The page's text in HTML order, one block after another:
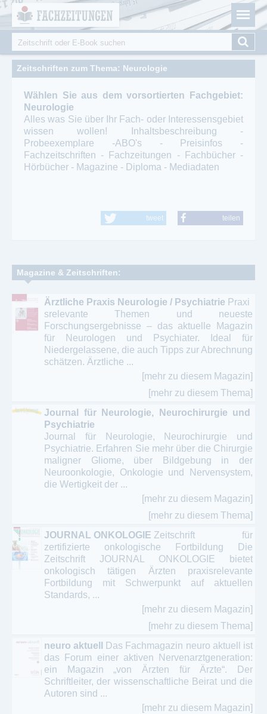
Fachzeitungen.de - Das unabhängige Portal für
Fachmagazine Fachpublikationen & eBooks
Suchformular
Suche
Zeitschriften zum Thema: Neurologie
Wählen Sie aus dem vorsortierten Fachgebiet:
Neurologie
Alles was Sie über Ihr Fach- oder Interessensgebiet
wissen wollen! Inhaltsbeschreibung -
Probeexemplare -ABO's - Preisinfos -
Fachzeitschriften - Fachzeitungen - Fachbücher -
Hörbücher - Magazine - Diploma - Mediadaten
tweet teilen
Magazine & Zeitschriften:
Ärztliche Praxis Neurologie / Psychiatrie Praxi
srelevante Themen und neueste
Forschungsergebnisse – das aktuelle Magazin
für Neurologen und Psychiater. Ideal für
Niedergelassene, die auch Tipps zur Abrechnung
schätzen. Ärztliche ...
[mehr zu diesem Magazin]
[mehr zu diesem Thema]
Journal für Neurologie, Neurochirurgie und
Psychiatrie
Journal für Neurologie, Neurochirurgie und
Psychiatrie. Erfahren Sie mehr über die Chirurgie
maligner Gliome, über Bildgebung in der
Neuroonkologie, Onkologie und Nervensystem,
die Wertigkeit der ...
[mehr zu diesem Magazin]
[mehr zu diesem Thema]
JOURNAL ONKOLOGIE Zeitschrift für
zertifizierte onkologische Fortbildung Die
Zeitschrift JOURNAL ONKOLOGIE bietet
onkologisch tätigen Ärzten praxisrelevante
Fortbildung mit Schwerpunkt auf aktuellen
Standards, ...
[mehr zu diesem Magazin]
[mehr zu diesem Thema]
neuro aktuell
Das Fachmagazin neuro aktuell ist
das Forum einer aktiven Nervenarztgeneration:
ein Magazin „von Ärzten für Ärzte“. Der
Schriftleiter, der wissenschaftliche Beirat und die
Autoren sind ...
[mehr zu diesem Magazin]
Cookie-Einstellungen